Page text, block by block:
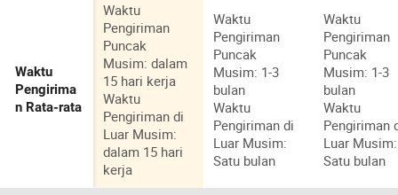
Waktu
Pengirima
n Rata-rata
Waktu
Pengiriman
Puncak
Musim: dalam
15 hari kerja
Waktu
Pengiriman di
Luar Musim:
dalam 15 hari
kerja
Waktu
Pengiriman
Puncak
Musim: 1-3
bulan
Waktu
Pengiriman di
Luar Musim:
Satu bulan
Waktu
Pengiriman
Puncak
Musim: 1-3
bulan
Waktu
Pengiriman
Luar Musim:
Satu bulan